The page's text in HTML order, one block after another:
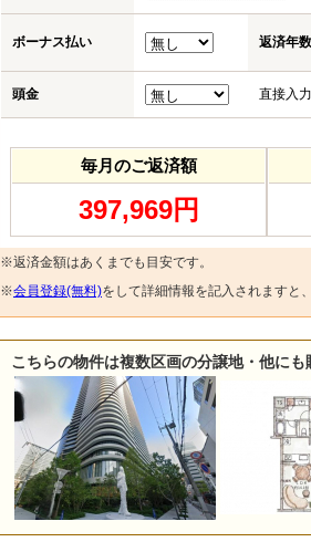
ボーナス払い 返済年数
頭金 直接入
毎月のご返済額
397,969円
※返済金額はあくまでも目安です。
※会員登録(無料)をして詳細情報を記入されますと
こちらの物件は複数区画の分譲地・他にも